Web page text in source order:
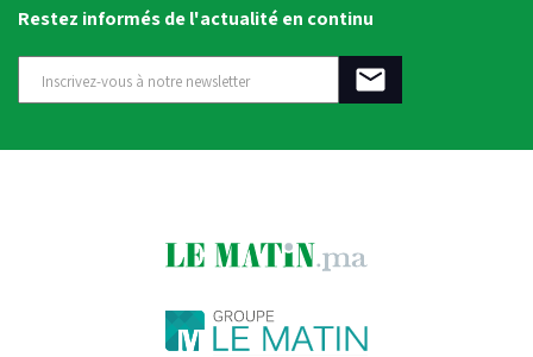
Restez informés de l'actualité en continu